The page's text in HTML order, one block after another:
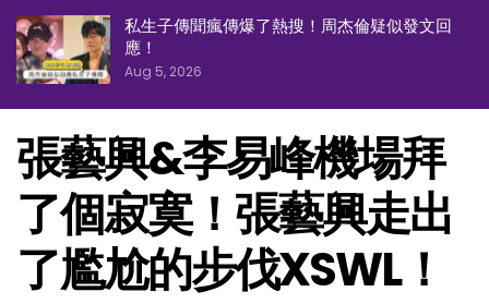
私生子傳聞瘋傳爆了熱搜！周杰倫疑似發文回
應！
Aug 5, 2026
張藝興&李易峰機場拜
了個寂寞！張藝興走出
了尷尬的步伐XSWL！